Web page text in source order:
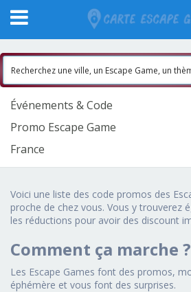
Événements & Code
Promo Escape Game
France
Voici une liste des code promos des
proche de chez vous. Vous y trouverez
les réductions pour avoir des discount
Comment ça marche ?
Les Escape Games font des promos,
éphémère et vous font des surprises.